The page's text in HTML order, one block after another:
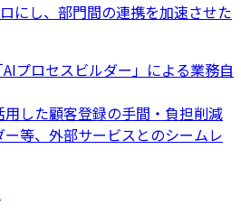
にし、部門間の連携を加速させた
AIプロセスビルダー」による業務自
用した顧客登録の手間・負担削減
等、外部サービスとのシームレ